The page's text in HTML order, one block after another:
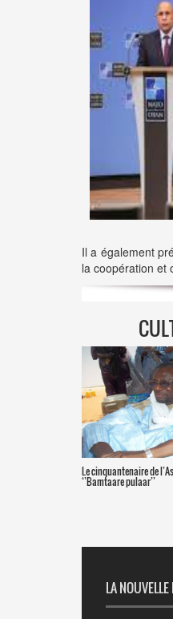
Il a également
la coopération et
Le cinquantenaire de
‘’Bamtaare pulaar’’
LA